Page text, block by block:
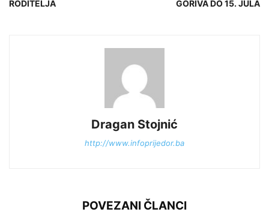
RODITELJA GORIVA DO 15. JULA
Dragan Stojnić
http://www.infoprijedor.ba
POVEZANI ČLANCI